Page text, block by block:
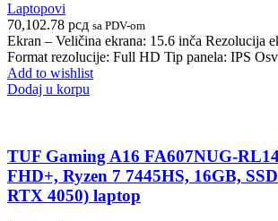
Laptopovi
70,102.78 рсд sa PDV-om
Ekran – Veličina ekrana: 15.6 inča Rezolucija
Format rezolucije: Full HD Tip panela: IPS
Add to wishlist
Dodaj u korpu
TUF Gaming A16 FA607NUG-
FHD+, Ryzen 7 7445HS, 16GB,
RTX 4050) laptop